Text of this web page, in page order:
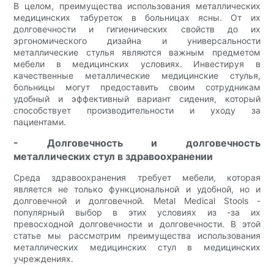
В целом, преимущества использования металлических
медицинских табуреток в больницах ясны. От их
долговечности и гигиенических свойств до их
эргономического дизайна и универсальности
металлические стулья являются важным предметом
мебели в медицинских условиях. Инвестируя в
качественные металлические медицинские стулья,
больницы могут предоставить своим сотрудникам
удобный и эффективный вариант сидения, который
способствует производительности и уходу за
пациентами.
- Долговечность и долговечность
металлических стул в здравоохранении
Среда здравоохранения требует мебели, которая
является не только функциональной и удобной, но и
долговечной и долговечной. Metal Medical Stools -
популярный выбор в этих условиях из -за их
превосходной долговечности и долговечности. В этой
статье мы рассмотрим преимущества использования
металлических медицинских стул в медицинских
учреждениях.